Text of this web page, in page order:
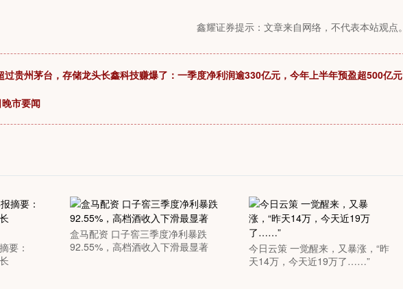
鑫耀证券提示：文章来自网络，不代表本站观点。
过贵州茅台，存储龙头长鑫科技赚爆了：一季度净利润逾330亿元，今年上半年预盈超500亿元
市要闻
要：
盒马配资 口子窖三季度净利暴跌
92.55%，高档酒收入下滑最显著
今日云策 一觉醒来，又暴涨，“昨
天14万，今天近19万了……”